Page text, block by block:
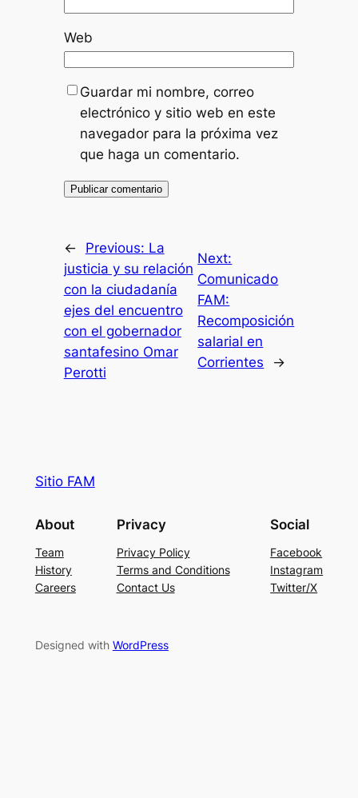
Web
Guardar mi nombre, correo
electrónico y sitio web en este
navegador para la próxima vez
que haga un comentario.
← Previous: La
justicia y su relación
con la ciudadanía
ejes del encuentro
con el gobernador
santafesino Omar
Perotti
Next:
Comunicado
FAM:
Recomposición
salarial en
Corrientes
→
Sitio FAM
About
Team
History
Careers
Privacy
Privacy Policy
Terms and Conditions
Contact Us
Social
Facebook
Instagram
Twitter/X
Designed with WordPress